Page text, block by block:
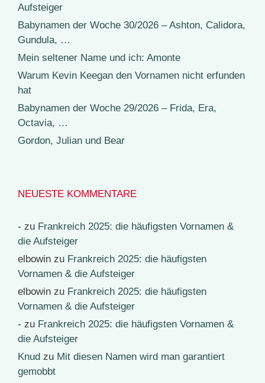
Aufsteiger
Babynamen der Woche 30/2026 – Ashton, Calidora,
Gundula, …
Mein seltener Name und ich: Amonte
Warum Kevin Keegan den Vornamen nicht erfunden
hat
Babynamen der Woche 29/2026 – Frida, Era,
Octavia, …
Gordon, Julian und Bear
NEUESTE KOMMENTARE
- zu Frankreich 2025: die häufigsten Vornamen &
die Aufsteiger
elbowin zu Frankreich 2025: die häufigsten
Vornamen & die Aufsteiger
elbowin zu Frankreich 2025: die häufigsten
Vornamen & die Aufsteiger
- zu Frankreich 2025: die häufigsten Vornamen &
die Aufsteiger
Knud zu Mit diesen Namen wird man garantiert
gemobbt